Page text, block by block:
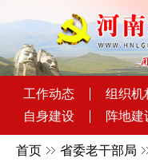
工作动态 组织机
自身建设
阵地建
首页 省委老干部局